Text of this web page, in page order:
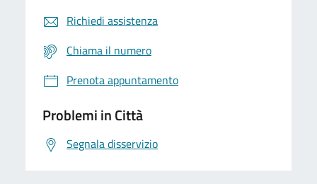
Richiedi assistenza
Chiama il numero
Prenota appuntamento
Problemi in Città
Segnala disservizio